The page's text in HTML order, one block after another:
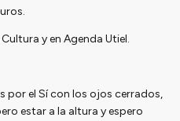
y en Agenda Utiel.
por el Sí con los ojos cerrados,
estar a la altura y espero